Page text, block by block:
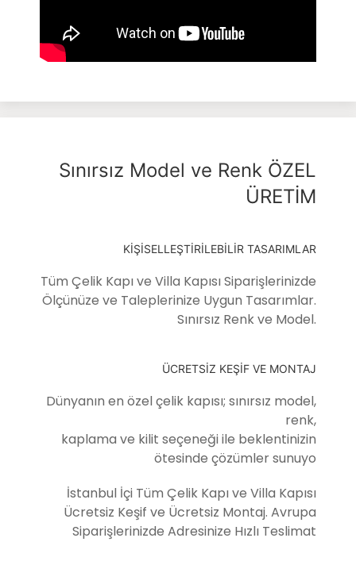
Sınırsız Model ve Renk ÖZEL
ÜRETİM
KİŞİSELLEŞTİRİLEBİLİR TASARIMLAR
Tüm Çelik Kapı ve Villa Kapısı Siparişlerinizde
Ölçünüze ve Taleplerinize Uygun Tasarımlar.
Sınırsız Renk ve Model.
ÜCRETSİZ KEŞİF VE MONTAJ
Dünyanın en özel çelik kapısı; sınırsız model,
renk,
kaplama ve kilit seçeneği ile beklentinizin
ötesinde çözümler sunuyo
İstanbul İçi Tüm Çelik Kapı ve Villa Kapısı
Ücretsiz Keşif ve Ücretsiz Montaj. Avrupa
Siparişlerinizde Adresinize Hızlı Teslimat